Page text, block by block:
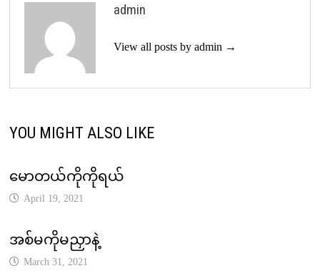
admin
View all posts by admin →
YOU MIGHT ALSO LIKE
မောတယ်ကိုကိုရယ်
April 19, 2021
အစ်မကိုမညှာနဲ့
March 31, 2021